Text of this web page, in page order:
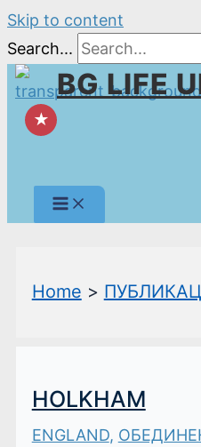
Skip to content
Search...
BG LIFE
★
Home
HOLKHAM
ENGLAND,